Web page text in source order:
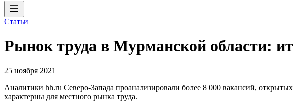
Статьи
Рынок труда в Мурманской области:
25 ноября 2021
Аналитики hh.ru Северо-Запада проанализировали более 8 000 вакансий,
характерны для местного рынка труда.